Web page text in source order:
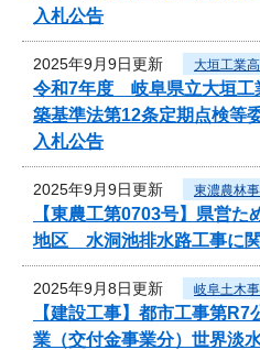
入札公告
2025年9月9日更新 大垣工業
令和7年度 岐阜県立大垣工
築基準法第12条定期点検等
入札公告
2025年9月9日更新 東濃農林
【東農工第0703号】県営
地区 水洞池排水路工事に
2025年9月8日更新 岐阜土木
【建設工事】都市工事第
業（交付金事業分）世界淡